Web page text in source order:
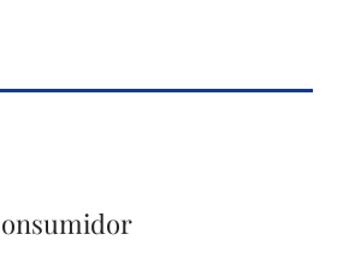
do Consumidor